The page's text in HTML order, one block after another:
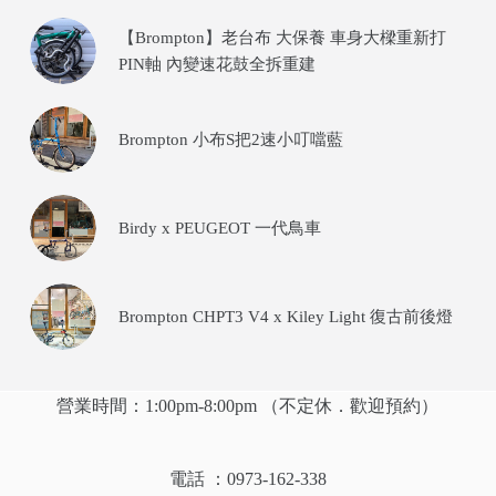
【Brompton】老台布 大保養 車身大樑重新打
PIN軸 內變速花鼓全拆重建
Brompton 小布S把2速小叮噹藍
Birdy x PEUGEOT 一代鳥車
Brompton CHPT3 V4 x Kiley Light 復古前後燈
營業時間：1:00pm-8:00pm （不定休．歡迎預約）
電話 ：0973-162-338